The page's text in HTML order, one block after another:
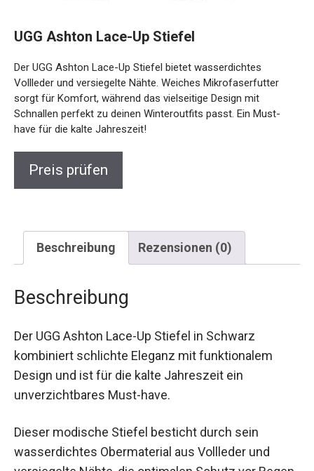
UGG Ashton Lace-Up Stiefel
Vollleder und versiegelte Nähte. Weiches Mikrofaserfutter
sorgt für Komfort, während das vielseitige Design mit
Schnallen perfekt zu deinen Winteroutfits passt. Ein Must-
have für die kalte Jahreszeit!
Preis prüfen
Beschreibung Rezensionen (0)
Beschreibung
Der UGG Ashton Lace-Up Stiefel in Schwarz
kombiniert schlichte Eleganz mit funktionalem
Design und ist für die kalte Jahreszeit ein
unverzichtbares Must-have.
Dieser modische Stiefel besticht durch sein
wasserdichtes Obermaterial aus Vollleder und
versiegelte Nähte, die optimalen Schutz vor